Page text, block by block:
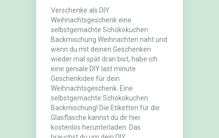
Verschenke als DIY
Weihnachtsgeschenk eine
selbstgemachte Schokokuchen
Backmischung Weihnachten naht und
wenn du mit deinen Geschenken
wieder mal spät dran bist, habe ich
eine geniale DIY last minute
Geschenkidee für dein
Weihnachtsgeschenk. Eine
selbstgemachte Schokokuchen
Backmischung! Die Etiketten für die
Glasflasche kannst du dir hier
kostenlos herunterladen. Das